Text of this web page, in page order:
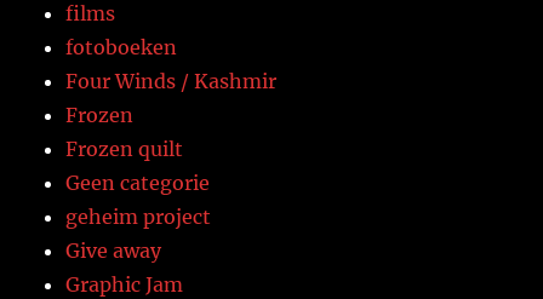
films
fotoboeken
Four Winds / Kashmir
Frozen
Frozen quilt
Geen categorie
geheim project
Give away
Graphic Jam